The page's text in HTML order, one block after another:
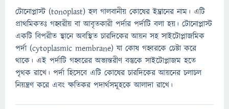
টোনোপ্লাস্ট (tonoplast) হল গালবানীয় কোষের ইম্ব্রানের নাম। এটি
প্রাথমিকতঃ গহ্বরীয় বা আবৃতকারী পর্দার পর্দাটি বলা হয়। টোনোপ্লাস্ট
একটি বিপরীত স্থানে অবস্থিত চারদিকের আয়ন সহ সাইটোপ্লাজমিক
পর্দা (cytoplasmic membrane) যা কোষ গহ্বরকে চেষ্টা করে
থাকে। এই পর্দাটি গহ্বরের অভ্যন্তরীণ বস্তুকে সাইটোপ্লাজম হতে
পৃথক রাখে। পর্দা হিসেবে এটি কোষের চারদিকের আয়নের চলাচল
নিয়ন্ত্রণ করে এবং ক্ষতিকর পদার্থসমূহকে আলাদা রাখে।